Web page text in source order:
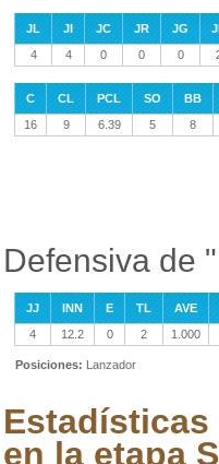
JL JI JC JR JG
4
4 0 0 0
C CL PCL SO
BB
16
9 6.39 5 8
Defensiva de
JJ INN E TL
AVE
4
12.2 0 2 1.000
Posiciones: Lanzador
Estadísticas
en la etapa